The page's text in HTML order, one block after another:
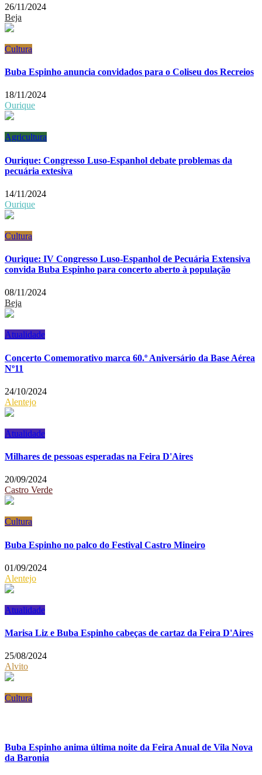
26/11/2024
Beja
Cultura
Buba Espinho anuncia convidados para o Coliseu dos Recreios
18/11/2024
Ourique
Agricultura
Ourique: Congresso Luso-Espanhol debate problemas da
pecuária extesiva
14/11/2024
Ourique
Cultura
Ourique: IV Congresso Luso-Espanhol de Pecuária Extensiva
convida Buba Espinho para concerto aberto à população
08/11/2024
Beja
Atualidade
Concerto Comemorativo marca 60.º Aniversário da Base Aérea
Nº11
24/10/2024
Alentejo
Atualidade
Milhares de pessoas esperadas na Feira D'Aires
20/09/2024
Castro Verde
Cultura
Buba Espinho no palco do Festival Castro Mineiro
01/09/2024
Alentejo
Atualidade
Marisa Liz e Buba Espinho cabeças de cartaz da Feira D'Aires
25/08/2024
Alvito
Cultura
Buba Espinho anima última noite da Feira Anual de Vila Nova
da Baronia